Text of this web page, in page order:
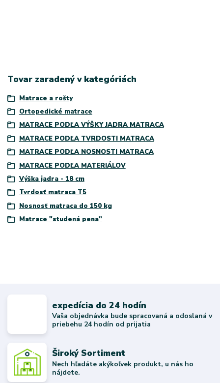
Tovar zaradený v kategóriách
Matrace a rošty
Ortopedické matrace
MATRACE PODĽA VÝŠKY JADRA MATRACA
MATRACE PODĽA TVRDOSTI MATRACA
MATRACE PODĽA NOSNOSTI MATRACA
MATRACE PODĽA MATERIÁLOV
Výška jadra - 18 cm
Tvrdosť matraca T5
Nosnosť matraca do 150 kg
Matrace "studená pena"
expedícia do 24 hodín
Vaša objednávka bude spracovaná a odoslaná v
priebehu 24 hodín od prijatia
Široký Sortiment
Nech hľadáte akýkoľvek produkt, u nás ho
nájdete.